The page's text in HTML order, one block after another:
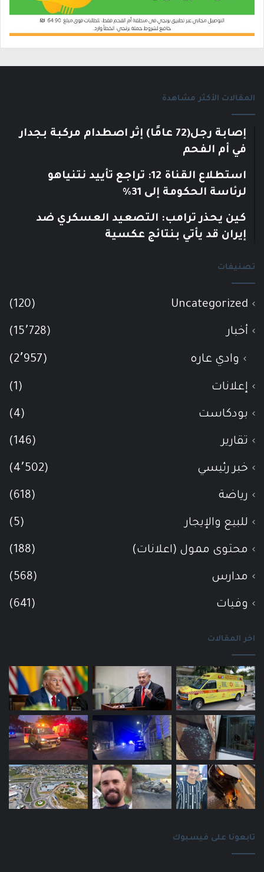
المقالات الأكثر مشاهدة
إصابة رجل(72 عامًا) إثر اصطدام مركبة بجدار
في أم الفحم
استطلاع القناة 12: تراجع تأييد نتنياهو
لرئاسة الحكومة إلى 31%
كين يحذر ترامب: التصعيد العسكري ضد
إيران قد يأتي بنتائج عكسية
تصنيفات
Uncategorized
(120)
أخبار (15٬728)
وادي عاره (2٬957)
إعلانات (1)
بودكاست (4)
تقارير (146)
خبر رئيسي (4٬502)
رياضة (618)
للبيع والإيجار (5)
محتوى ممول (اعلانات) (188)
مدارس (568)
وفيات (641)
اخر المقالات
تابعونا على فيسبوك